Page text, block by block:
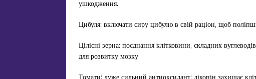
ушкодження.
Цибуля: включати сиру цибулю в свій раціон, щоб
Цілісні зерна: поєднання клітковини, складних
для розвитку мозку